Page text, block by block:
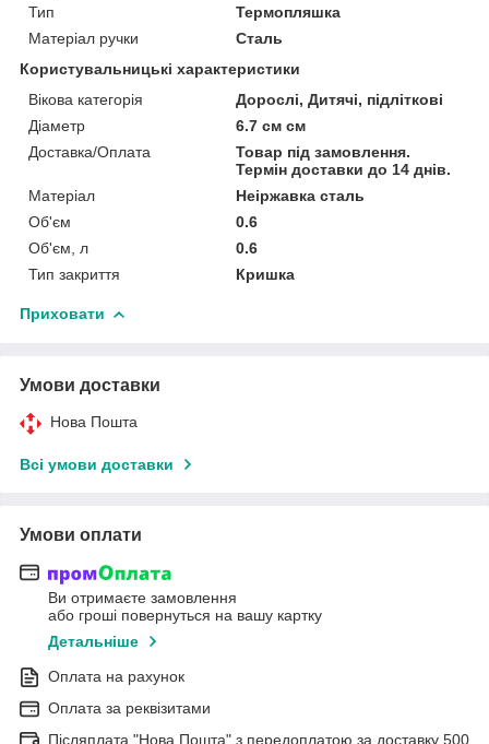
Тип
Термопляшка
Матеріал ручки
Сталь
Користувальницькі характеристики
Вікова категорія
Дорослі, Дитячі, підліткові
Діаметр
6.7 см см
Доставка/Оплата
Товар під замовлення.
Термін доставки до 14 днів.
Матеріал
Неіржавка сталь
Об'єм
0.6
Об'єм, л
0.6
Тип закриття
Кришка
Приховати
Умови доставки
Нова Пошта
Всі умови доставки
Умови оплати
Ви отримаєте замовлення
або гроші повернуться на вашу картку
Детальніше
Оплата на рахунок
Оплата за реквізитами
Післяплата "Нова Пошта" з передоплатою за доставку 500